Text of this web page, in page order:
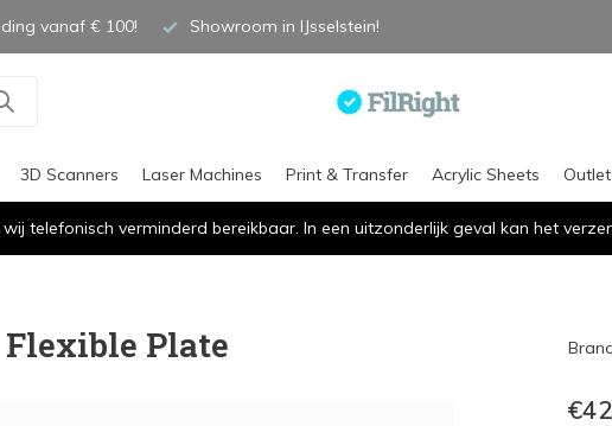
vanaf € 100! Showroom in IJsselstein!
3D Scanners Laser Machines Print & Transfer Acrylic Sheets Outlet
telefonisch verminderd bereikbaar. In een uitzonderlijk geval kan het
Flexible Plate